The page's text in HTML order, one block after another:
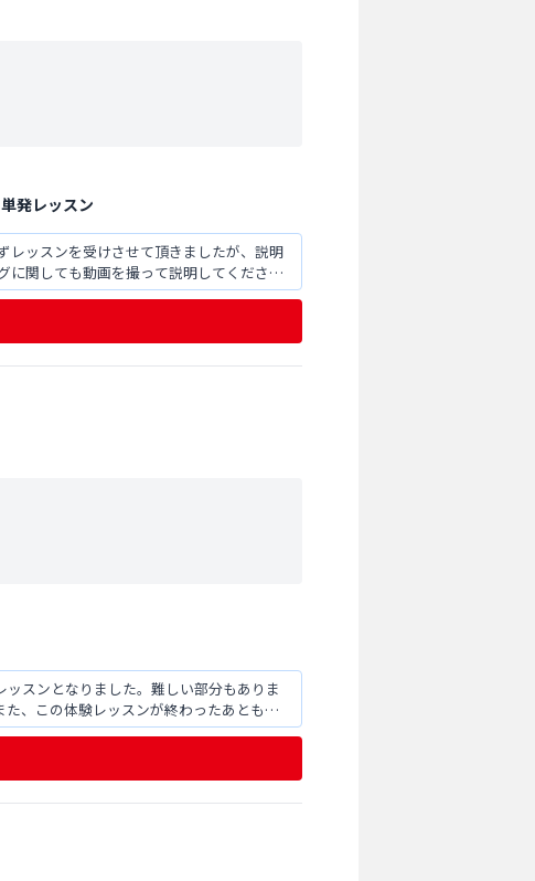
単発レッスン
レッスンを受けさせて頂きましたが、説明
に関しても動画を撮って説明してくださっ
スンとなりました。難しい部分もありま
、この体験レッスンが終わったあとも個